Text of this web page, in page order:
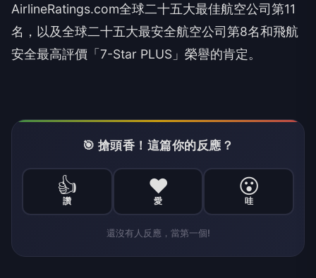
AirlineRatings.com全球二十五大最佳航空公司第11
名，以及全球二十五大最安全航空公司第8名和飛航
安全最高評價「7-Star PLUS」榮譽的肯定。
🎯 搶頭香！這篇你的反應？
👍
讚
❤️
愛
😮
哇
還沒有人反應，當第一個!